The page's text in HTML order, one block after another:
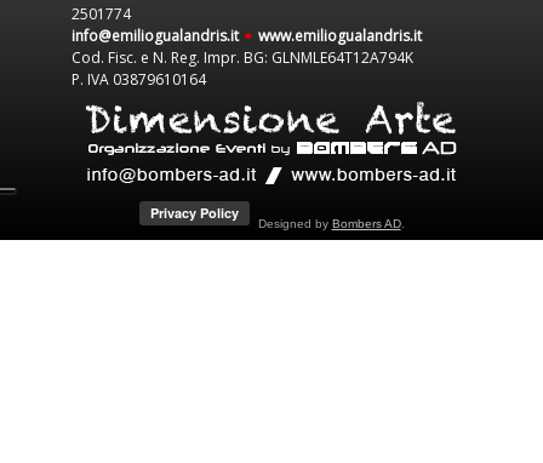
2501774
info@emiliogualandris.it • www.emiliogualandris.it
Cod. Fisc. e N. Reg. Impr. BG: GLNMLE64T12A794K
P. IVA 03879610164
Designed by Bombers AD.